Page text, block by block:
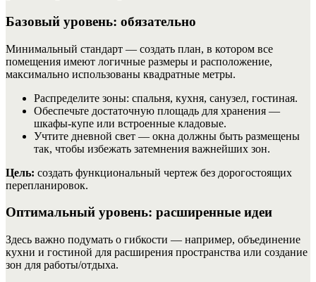
Базовый уровень: обязательно
Минимальный стандарт — создать план, в котором все
помещения имеют логичные размеры и расположение,
максимально использованы квадратные метры.
Распределите зоны: спальня, кухня, санузел, гостиная.
Обеспечьте достаточную площадь для хранения —
шкафы-купе или встроенные кладовые.
Учтите дневной свет — окна должны быть размещены
так, чтобы избежать затемнения важнейших зон.
Цель: создать функциональный чертеж без дорогостоящих
перепланировок.
Оптимальный уровень: расширенные идеи
Здесь важно подумать о гибкости — например, объединение
кухни и гостиной для расширения пространства или создание
зон для работы/отдыха.